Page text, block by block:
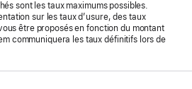
sont les taux maximums possibles.
sur les taux d’usure, des taux
être proposés en fonction du montant
communiquera les taux définitifs lors de